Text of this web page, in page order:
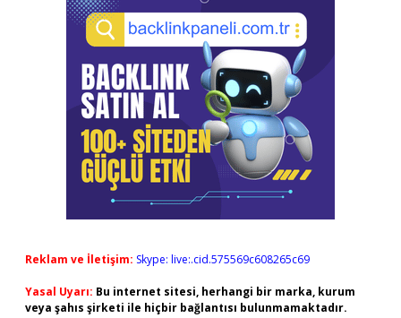
Reklam ve İletişim: Skype: live:.cid.575569c608265c69
Yasal Uyarı: Bu internet sitesi, herhangi bir marka, kurum
veya şahıs şirketi ile hiçbir bağlantısı bulunmamaktadır.